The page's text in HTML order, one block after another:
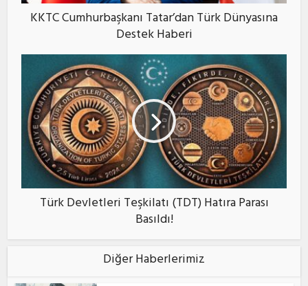
KKTC Cumhurbaşkanı Tatar’dan Türk Dünyasına
Destek Haberi
Türk Devletleri Teşkilatı (TDT) Hatıra Parası
Basıldı!
Diğer Haberlerimiz